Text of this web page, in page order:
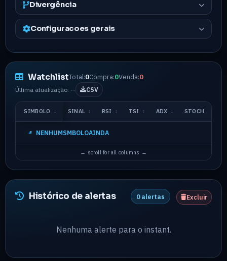
Divergência
Configuracoes gerais
WatchlistTotal:0Compra:0Venda:0
Última atualização: -- CSV
SIMBOLO ↕ SINAL ↕ RSI ↕ TSI ↕ ADX ↕ STOCH
NENHUMSMBOLOAINDA
Histórico de alertas 0 alertas Excluir
Nenhuma alerte para o instant.